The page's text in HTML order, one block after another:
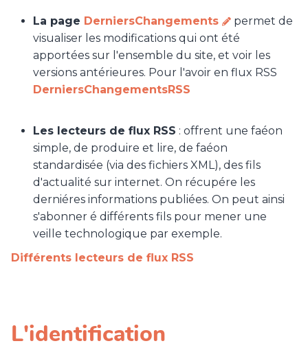
La page DerniersChangements
permet de
visualiser les modifications qui ont été
apportées sur l'ensemble du site, et voir les
versions antérieures. Pour l'avoir en flux RSS
DerniersChangementsRSS
Les lecteurs de flux RSS : offrent une faéon
simple, de produire et lire, de faéon
standardisée (via des fichiers XML), des fils
d'actualité sur internet. On récupére les
derniéres informations publiées. On peut ainsi
s'abonner é différents fils pour mener une
veille technologique par exemple.
Différents lecteurs de flux RSS
L'identification